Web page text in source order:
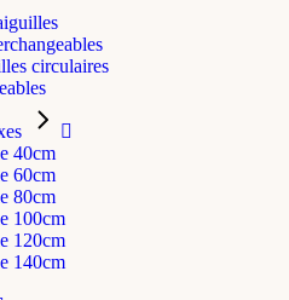
circulaires
40cm
60cm
80cm
100cm
120cm
140cm